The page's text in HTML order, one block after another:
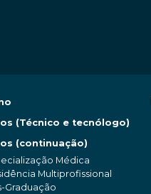
(Técnico e tecnólogo)
(continuação)
Médica
Multiprofissional
Graduação